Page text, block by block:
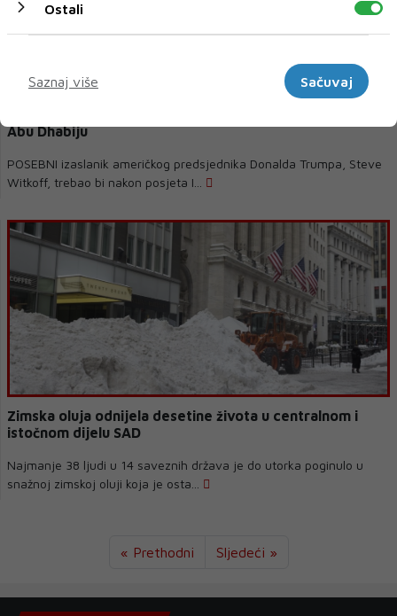
Abu Dhabiju
POSEBNI izaslanik američkog predsjednika Donalda Trumpa, Steve
Witkoff, trebao bi nakon posjeta I...
Zimska oluja odnijela desetine života u centralnom i
istočnom dijelu SAD
Najmanje 38 ljudi u 14 saveznih država je do utorka poginulo u
snažnoj zimskoj oluji koja je osta...
« Prethodni Sljedeći »
Ostali
Saznaj više
Sačuvaj